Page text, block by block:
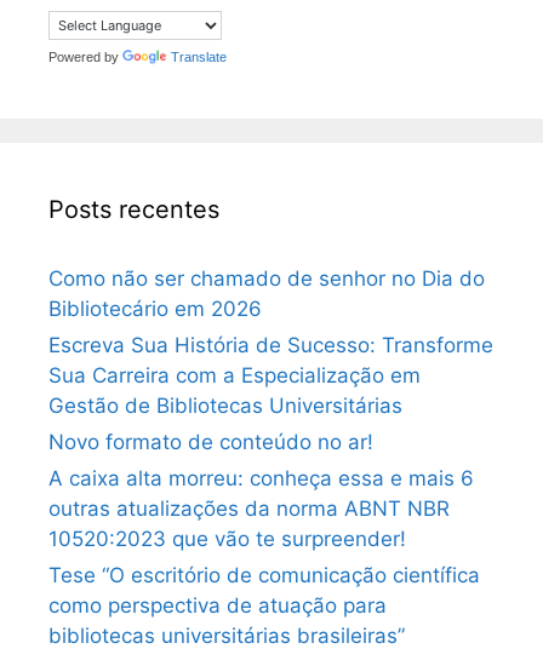
Powered by Translate
Posts recentes
Como não ser chamado de senhor no Dia do
Bibliotecário em 2026
Escreva Sua História de Sucesso: Transforme
Sua Carreira com a Especialização em
Gestão de Bibliotecas Universitárias
Novo formato de conteúdo no ar!
A caixa alta morreu: conheça essa e mais 6
outras atualizações da norma ABNT NBR
10520:2023 que vão te surpreender!
Tese “O escritório de comunicação científica
como perspectiva de atuação para
bibliotecas universitárias brasileiras”